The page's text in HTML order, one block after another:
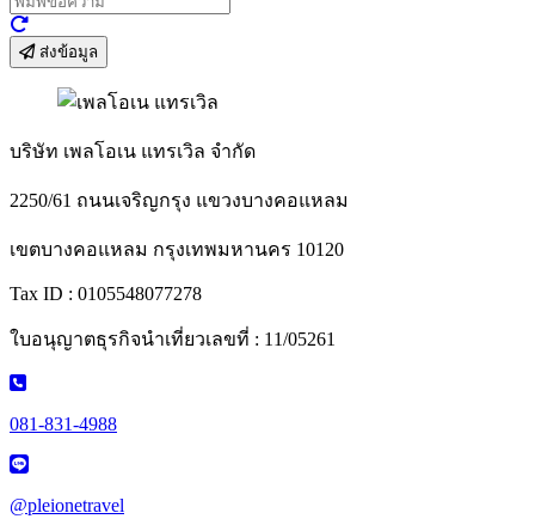
ส่งข้อมูล
บริษัท เพลโอเน แทรเวิล จำกัด
2250/61 ถนนเจริญกรุง แขวงบางคอแหลม
เขตบางคอแหลม กรุงเทพมหานคร 10120
Tax ID : 0105548077278
ใบอนุญาตธุรกิจนำเที่ยวเลขที่ : 11/05261
081-831-4988
@pleionetravel